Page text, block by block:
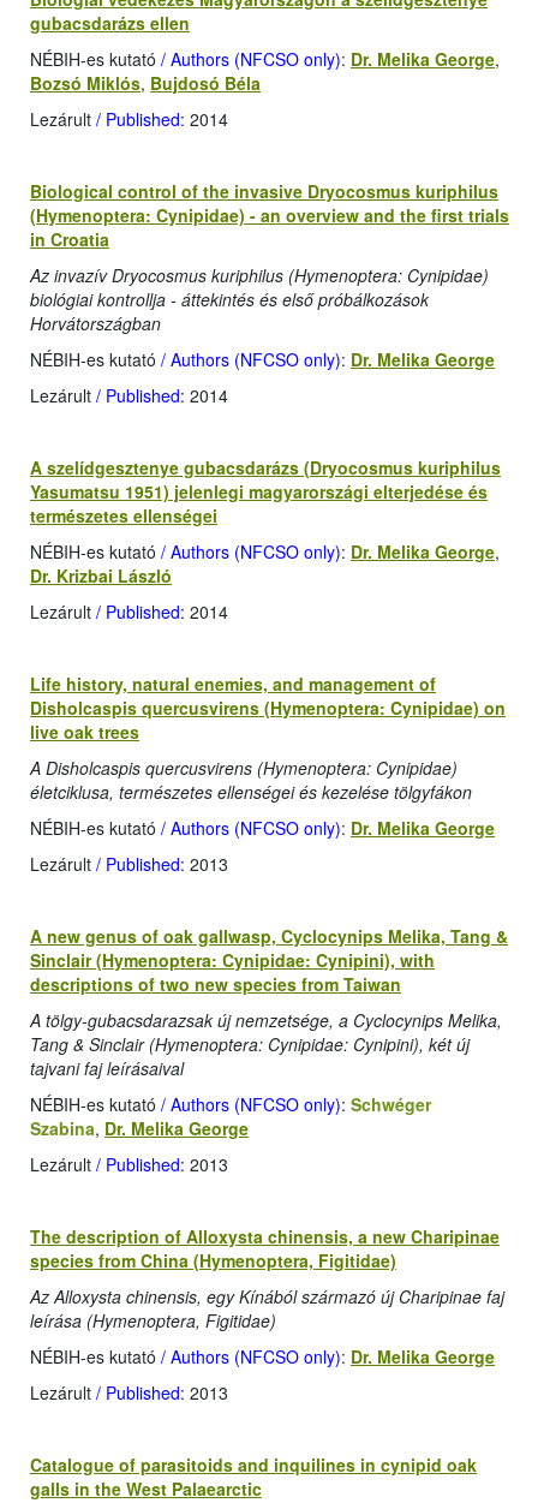
gubacsdarázs ellen
NÉBIH-es kutató / Authors (NFCSO only): Dr. Melika George,
Bozsó Miklós, Bujdosó Béla
Lezárult / Published: 2014
Biological control of the invasive Dryocosmus kuriphilus
(Hymenoptera: Cynipidae) - an overview and the first trials
in Croatia
Az invazív Dryocosmus kuriphilus (Hymenoptera: Cynipidae)
biológiai kontrollja - áttekintés és első próbálkozások
Horvátországban
NÉBIH-es kutató / Authors (NFCSO only): Dr. Melika George
Lezárult / Published: 2014
A szelídgesztenye gubacsdarázs (Dryocosmus kuriphilus
Yasumatsu 1951) jelenlegi magyarországi elterjedése és
természetes ellenségei
NÉBIH-es kutató / Authors (NFCSO only): Dr. Melika George,
Dr. Krizbai László
Lezárult / Published: 2014
Life history, natural enemies, and management of
Disholcaspis quercusvirens (Hymenoptera: Cynipidae) on
live oak trees
A Disholcaspis quercusvirens (Hymenoptera: Cynipidae)
életciklusa, természetes ellenségei és kezelése tölgyfákon
NÉBIH-es kutató / Authors (NFCSO only): Dr. Melika George
Lezárult / Published: 2013
A new genus of oak gallwasp, Cyclocynips Melika, Tang &
Sinclair (Hymenoptera: Cynipidae: Cynipini), with
descriptions of two new species from Taiwan
A tölgy-gubacsdarazsak új nemzetsége, a Cyclocynips Melika,
Tang & Sinclair (Hymenoptera: Cynipidae: Cynipini), két új
tajvani faj leírásaival
NÉBIH-es kutató / Authors (NFCSO only): Schwéger
Szabina, Dr. Melika George
Lezárult / Published: 2013
The description of Alloxysta chinensis, a new Charipinae
species from China (Hymenoptera, Figitidae)
Az Alloxysta chinensis, egy Kínából származó új Charipinae faj
leírása (Hymenoptera, Figitidae)
NÉBIH-es kutató / Authors (NFCSO only): Dr. Melika George
Lezárult / Published: 2013
Catalogue of parasitoids and inquilines in cynipid oak
galls in the West Palaearctic